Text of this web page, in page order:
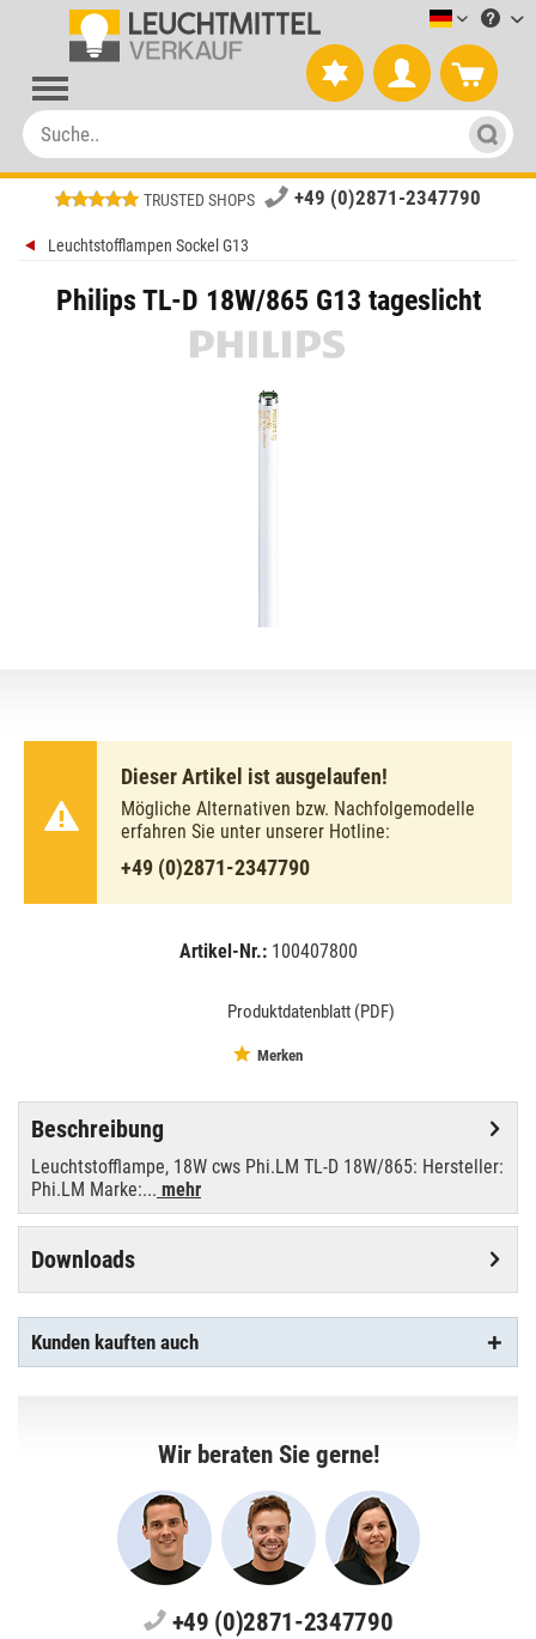
TRUSTED SHOPS +49 (0)2871-2347790
Leuchtstofflampen Sockel G13
Philips TL-D 18W/865 G13 tageslicht
Dieser Artikel ist ausgelaufen!
Mögliche Alternativen bzw. Nachfolgemodelle
erfahren Sie unter unserer Hotline:
+49 (0)2871-2347790
Artikel-Nr.: 100407800
Produktdatenblatt (PDF)
Merken
Beschreibung
Leuchtstofflampe, 18W cws Phi.LM TL-D 18W/865: Hersteller:
Phi.LM Marke:... mehr
Downloads
Kunden kauften auch
Wir beraten Sie gerne!
+49 (0)2871-2347790